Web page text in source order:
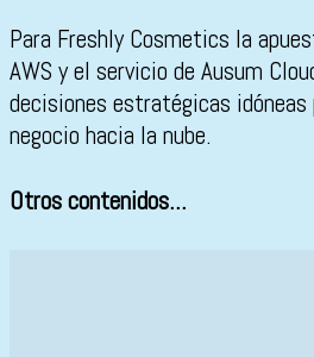
Para Freshly Cosmetics la
AWS y el servicio de Ausum
decisiones estratégicas idóneas
negocio hacia la nube.
Otros contenidos...